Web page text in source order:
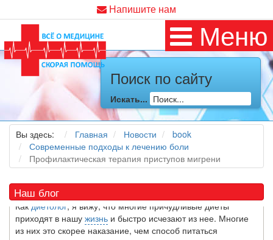
Напишите нам
Меню
Поиск по сайту
Искать...
Вы здесь: Главная Новости
book
Современные подходы к лечению боли
Профилактическая терапия приступов мигрени
Наш блог
Как я заболел во время локдауна?
Это странная ситуация: вы соблюдали все меры
предосторожности COVID-19 (вы почти все время дома),
но, тем не менее, вы каким-то образом простудились. Вы
можете задаться...
5 причин обратить внимание на средиземноморскую диету
Какдиетолог, я вижу, что многие причудливые диеты
приходят в нашужизньи быстро исчезают из нее. Многие
из них это скорее наказание, чем способ питаться
правильно и влиять на...